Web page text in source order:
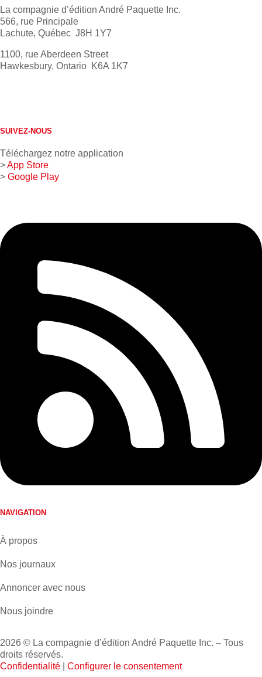
La compagnie d’édition André Paquette Inc.
566, rue Principale
Lachute, Québec J8H 1Y7
1100, rue Aberdeen Street
Hawkesbury, Ontario K6A 1K7
SUIVEZ-NOUS
Téléchargez notre application
>App Store
> Google Play
NAVIGATION
À propos
Nos journaux
Annoncer avec nous
Nous joindre
2026 © La compagnie d’édition André Paquette Inc. – Tous
droits réservés.
Confidentialité
Configurer le consentement